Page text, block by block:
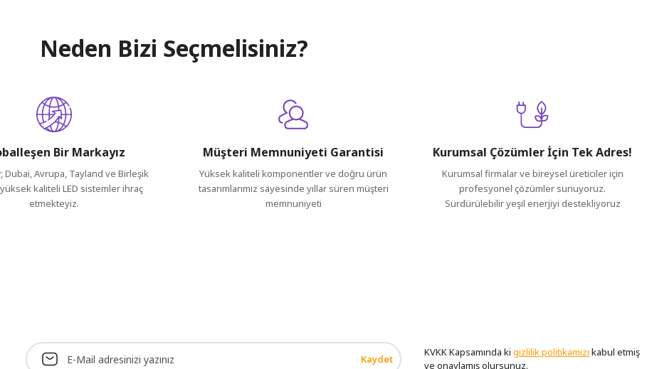
Neden Bizi Seçmelisiniz?
Bir Markayız
Dubai, Avrupa, Tayland ve Birleşik
yüksek kaliteli LED sistemler ihraç
etmekteyiz.
Müşteri Memnuniyeti Garantisi
Yüksek kaliteli komponentler ve doğru ürün
tasarımlarımız sayesinde yıllar süren müşteri
memnuniyeti
Kurumsal Çözümler İçin Tek Adres!
Kurumsal firmalar ve bireysel üreticiler için
profesyonel çözümler sunuyoruz.
Sürdürülebilir yeşil enerjiyi destekliyoruz
Kaydet
KVKK Kapsamında ki gizlilik politikamızı kabul etmiş
ve onaylamış olursunuz.